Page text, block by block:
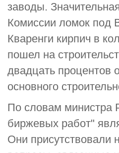
заводы.
Комиссии ломок под
Кваренги кирпич в
пошел на
двадцать процентов
основного
По словам министра
биржевых работ"
Они присутствовали